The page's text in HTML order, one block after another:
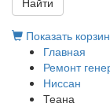
Показать
Главная
Ремонт
Ниссан
Теана